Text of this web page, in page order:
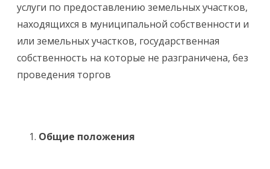
услуги по предоставлению земельных участков,
находящихся в муниципальной собственности и
или земельных участков, государственная
собственность на которые не разграничена, без
проведения торгов
Общие положения